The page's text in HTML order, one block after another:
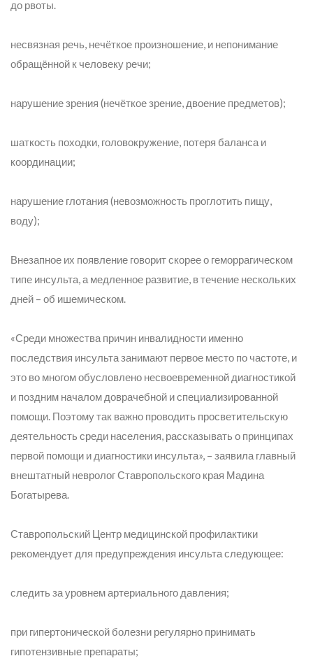
до рвоты.
несвязная речь, нечёткое произношение, и непонимание
обращённой к человеку речи;
нарушение зрения (нечёткое зрение, двоение предметов);
шаткость походки, головокружение, потеря баланса и
координации;
нарушение глотания (невозможность проглотить пищу,
воду);
Внезапное их появление говорит скорее о геморрагическом
типе инсульта, а медленное развитие, в течение нескольких
дней – об ишемическом.
«Среди множества причин инвалидности именно
последствия инсульта занимают первое место по частоте, и
это во многом обусловлено несвоевременной диагностикой
и поздним началом доврачебной и специализированной
помощи. Поэтому так важно проводить просветительскую
деятельность среди населения, рассказывать о принципах
первой помощи и диагностики инсульта», – заявила главный
внештатный невролог Ставропольского края Мадина
Богатырева.
Ставропольский Центр медицинской профилактики
рекомендует для предупреждения инсульта следующее:
следить за уровнем артериального давления;
при гипертонической болезни регулярно принимать
гипотензивные препараты;